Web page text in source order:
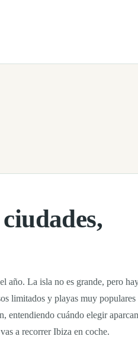
año. La isla no es grande, pero
limitados y playas muy populares
entendiendo cuándo elegir
a recorrer Ibiza en coche.